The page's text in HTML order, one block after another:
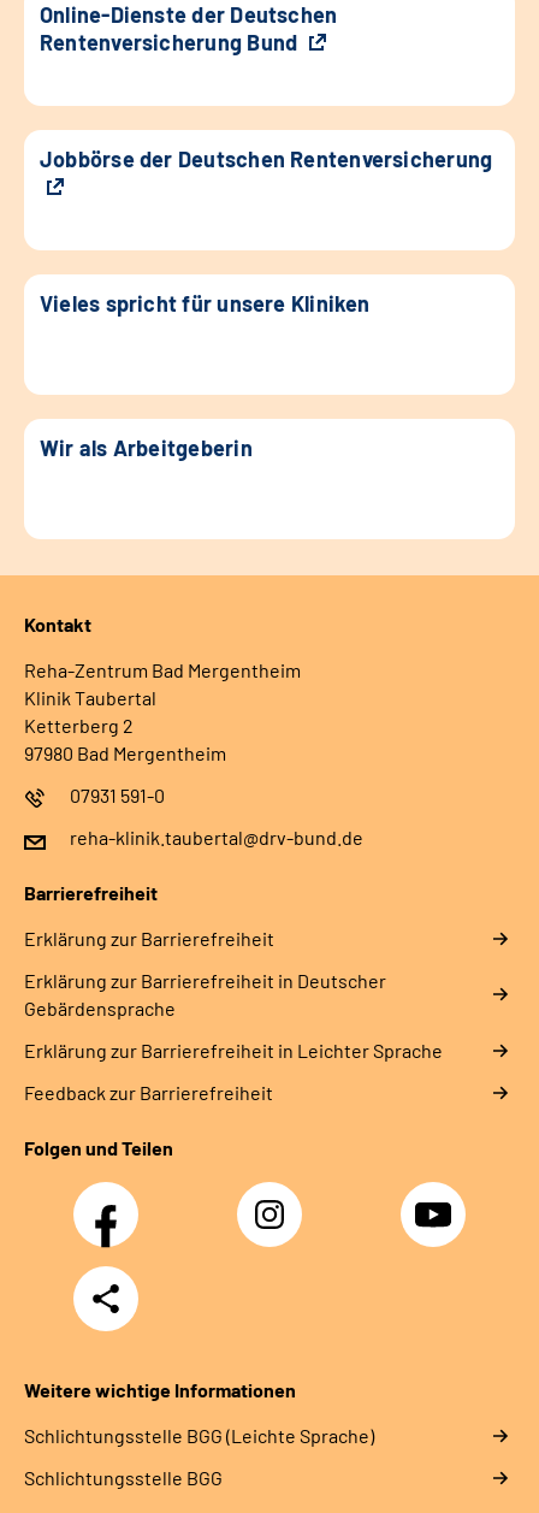
Online-Dienste der Deutschen
Rentenversicherung Bund
Jobbörse der Deutschen Rentenversicherung
Vieles spricht für unsere Kliniken
Wir als Arbeitgeberin
Kontakt
Reha-Zentrum Bad Mergentheim
Klinik Taubertal
Ketterberg 2
97980 Bad Mergentheim
07931 591-0
reha-klinik.taubertal@drv-bund.de
Barrierefreiheit
Erklärung zur Barrierefreiheit
Erklärung zur Barrierefreiheit in Deutscher
Gebärdensprache
Erklärung zur Barrierefreiheit in Leichter Sprache
Feedback zur Barrierefreiheit
Folgen und Teilen
Facebook Instagram YouTube
Teilen
Weitere wichtige Informationen
Schlich­tungs­stel­le BGG (Leichte Sprache)
Schlich­tungs­stel­le BGG